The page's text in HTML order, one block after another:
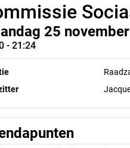
25
- 21:24